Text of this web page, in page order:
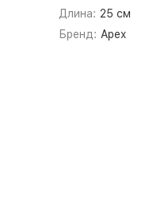
Длина: 25 см
Бренд: Apex